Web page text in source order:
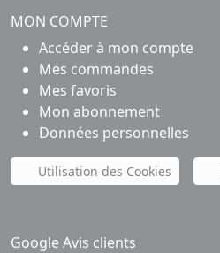
MON COMPTE
Accéder à mon compte
Mes commandes
Mes favoris
Mon abonnement
Données personnelles
Utilisation des Cookies
Google Avis clients